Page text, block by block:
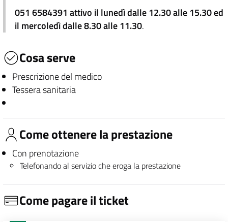
051 6584391 attivo il lunedì dalle 12.30 alle 15.30 ed
il mercoledì dalle 8.30 alle 11.30.
Cosa serve
Prescrizione del medico
Tessera sanitaria
Come ottenere la prestazione
Con prenotazione
Telefonando al servizio che eroga la prestazione
Come pagare il ticket